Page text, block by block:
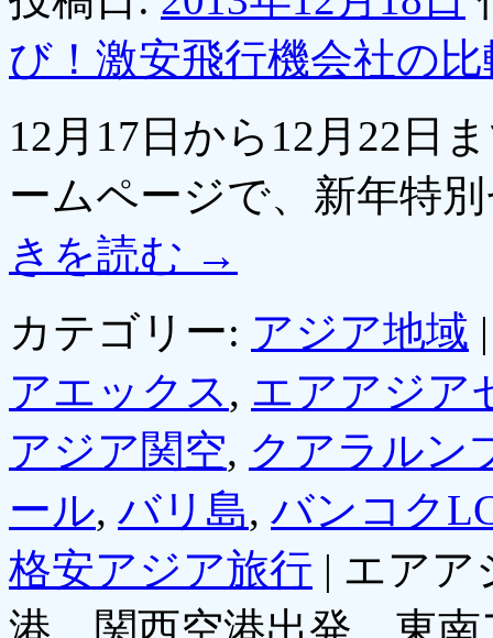
び！激安飛行機会社の
12月17日から12月22日
ームページで、新年特
きを読む →
カテゴリー: アジア地域 |
アエックス, エアアジア
アジア関空, クアラルン
ール, バリ島, バンコク
格安アジア旅行 | エアア